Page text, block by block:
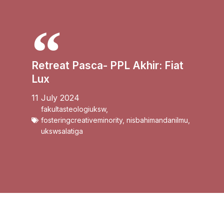
Retreat Pasca- PPL Akhir: Fiat
Lux
11 July 2024
fakultasteologiuksw,
fosteringcreativeminority, nisbahimandanilmu
ukswsalatiga